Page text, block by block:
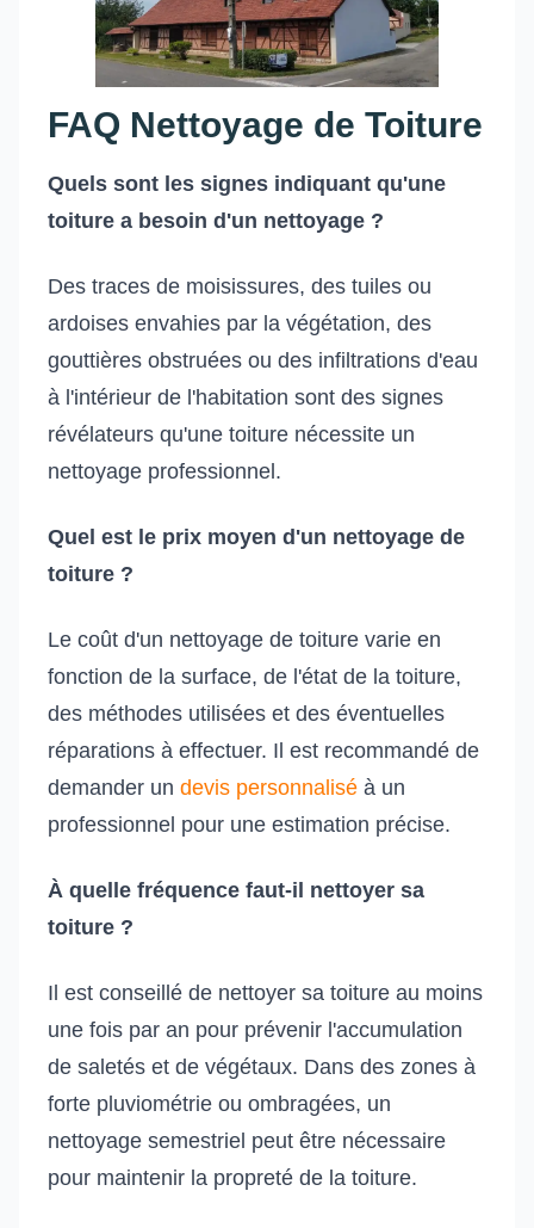
FAQ Nettoyage de Toiture
Quels sont les signes indiquant qu'une
toiture a besoin d'un nettoyage ?
Des traces de moisissures, des tuiles ou
ardoises envahies par la végétation, des
gouttières obstruées ou des infiltrations d'eau
à l'intérieur de l'habitation sont des signes
révélateurs qu'une toiture nécessite un
nettoyage professionnel.
Quel est le prix moyen d'un nettoyage de
toiture ?
Le coût d'un nettoyage de toiture varie en
fonction de la surface, de l'état de la toiture,
des méthodes utilisées et des éventuelles
réparations à effectuer. Il est recommandé de
demander un devis personnalisé à un
professionnel pour une estimation précise.
À quelle fréquence faut-il nettoyer sa
toiture ?
Il est conseillé de nettoyer sa toiture au moins
une fois par an pour prévenir l'accumulation
de saletés et de végétaux. Dans des zones à
forte pluviométrie ou ombragées, un
nettoyage semestriel peut être nécessaire
pour maintenir la propreté de la toiture.